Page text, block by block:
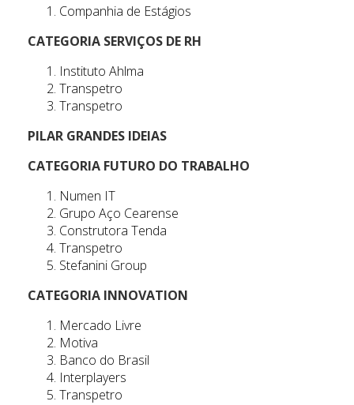
Companhia de Estágios
CATEGORIA SERVIÇOS DE RH
Instituto Ahlma
Transpetro
Transpetro
PILAR GRANDES IDEIAS
CATEGORIA FUTURO DO TRABALHO
Numen IT
Grupo Aço Cearense
Construtora Tenda
Transpetro
Stefanini Group
CATEGORIA INNOVATION
Mercado Livre
Motiva
Banco do Brasil
Interplayers
Transpetro